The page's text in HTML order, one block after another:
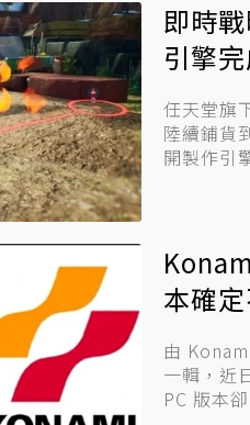
即時
引擎
任天堂旗
陸續鋪貨
本確
由
一輯，近
PC 版本